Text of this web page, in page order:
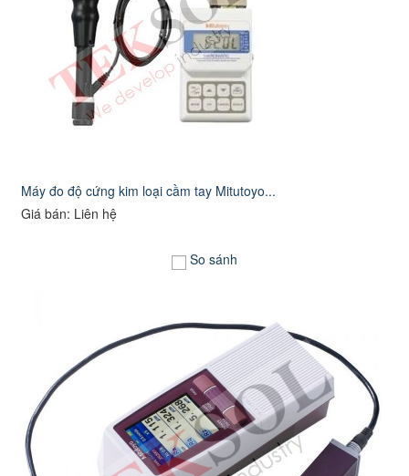
Máy đo độ cứng kim loại cầm tay Mitutoyo...
Giá bán: Liên hệ
So sánh